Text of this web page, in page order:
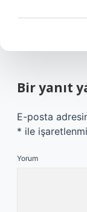
Bir yanıt
E-posta
* ile
Yorum